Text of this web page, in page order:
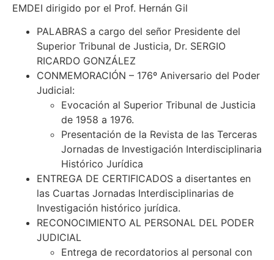
EMDEI dirigido por el Prof. Hernán Gil
PALABRAS a cargo del señor Presidente del
Superior Tribunal de Justicia, Dr. SERGIO
RICARDO GONZÁLEZ
CONMEMORACIÓN – 176º Aniversario del Poder
Judicial:
Evocación al Superior Tribunal de Justicia
de 1958 a 1976.
Presentación de la Revista de las Terceras
Jornadas de Investigación Interdisciplinaria
Histórico Jurídica
ENTREGA DE CERTIFICADOS a disertantes en
las Cuartas Jornadas Interdisciplinarias de
Investigación histórico jurídica.
RECONOCIMIENTO AL PERSONAL DEL PODER
JUDICIAL
Entrega de recordatorios al personal con